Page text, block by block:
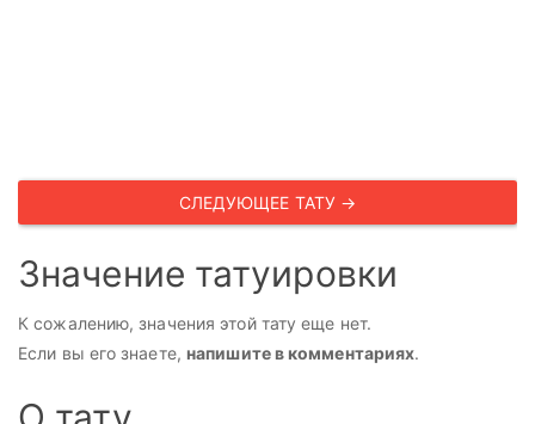
СЛЕДУЮЩЕЕ ТАТУ →
Значение татуировки
К сожалению, значения этой тату еще нет.
Если вы его знаете, напишите в комментариях.